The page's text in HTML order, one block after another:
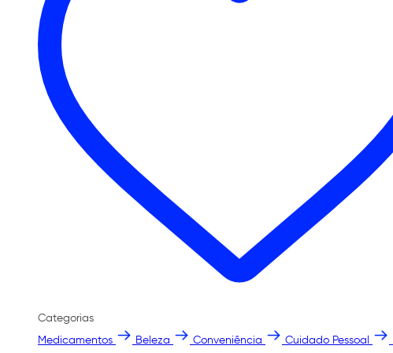
Categorias
Medicamentos
Beleza Conveniência Cuidado Pessoal